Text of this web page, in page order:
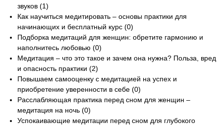
звуков (1)
Как научиться медитировать – основы практики для
начинающих и бесплатный курс (0)
Подборка медитаций для женщин: обретите гармонию и
наполнитесь любовью (0)
Медитация – что это такое и зачем она нужна? Польза, вред
и опасность практики (2)
Повышаем самооценку с медитацией на успех и
приобретение уверенности в себе (0)
Расслабляющая практика перед сном для женщин –
медитация на ночь (0)
Успокаивающие медитации перед сном для глубокого